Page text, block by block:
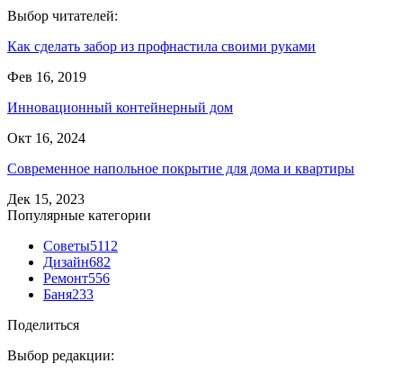
Выбор читателей:
Как сделать забор из профнастила своими руками
Фев 16, 2019
Инновационный контейнерный дом
Окт 16, 2024
Современное напольное покрытие для дома и квартиры
Дек 15, 2023
Популярные категории
Советы5112
Дизайн682
Ремонт556
Баня233
Поделиться
Выбор редакции: